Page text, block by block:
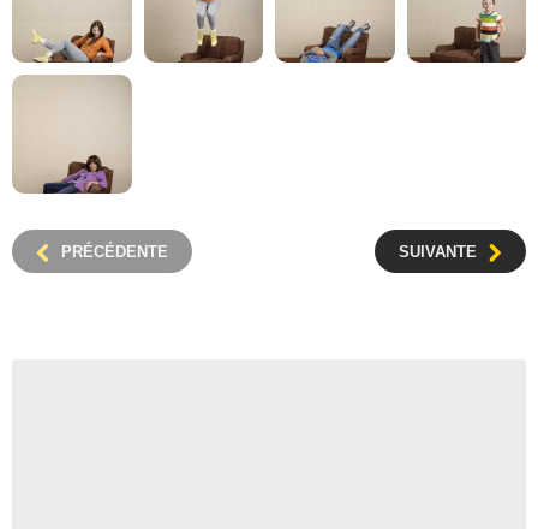
PRÉCÉDENTE SUIVANTE